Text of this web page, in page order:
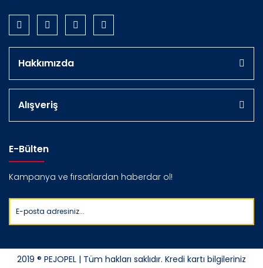
Hakkımızda
Alışveriş
E-Bülten
Kampanya ve fırsatlardan haberdar ol!
2019 ® PEJOPEL | Tüm hakları saklıdır. Kredi kartı bilgileriniz